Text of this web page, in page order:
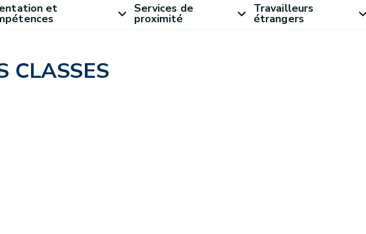
et Services de
proximité
Travailleurs
étrangers
CLASSES